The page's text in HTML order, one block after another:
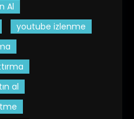
Al
youtube izlenme
al